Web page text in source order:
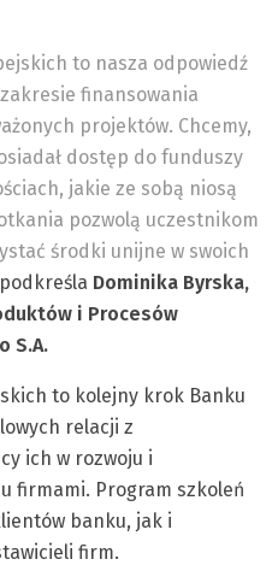
to nasza odpowiedź
finansowania
projektów. Chcemy,
dostęp do funduszy
jakie ze sobą niosą
pozwolą uczestnikom
środki unijne w swoich
Dominika Byrska,
i Procesów
S.A.
to kolejny krok Banku
relacji z
ich w rozwoju i
firmami. Program szkoleń
banku, jak i
firm.